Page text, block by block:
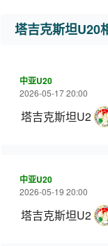
塔吉克斯坦U20
中亚U20
2026-05-17 20:00
塔吉克斯坦U20
中亚U20
2026-05-19 20:00
塔吉克斯坦U20